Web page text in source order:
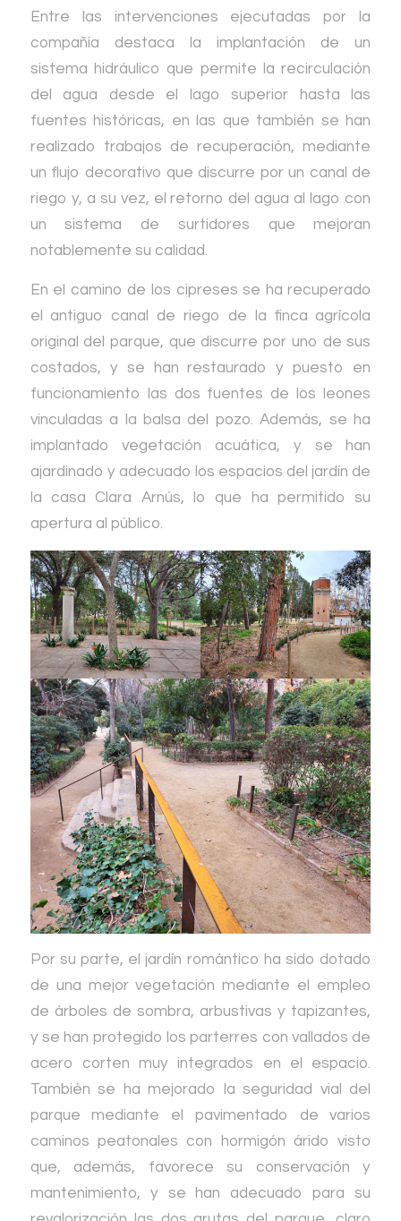
Entre las intervenciones ejecutadas por la
compañía destaca la implantación de un
sistema hidráulico que permite la recirculación
del agua desde el lago superior hasta las
fuentes históricas, en las que también se han
realizado trabajos de recuperación, mediante
un flujo decorativo que discurre por un canal de
riego y, a su vez, el retorno del agua al lago con
un sistema de surtidores que mejoran
notablemente su calidad.
En el camino de los cipreses se ha recuperado
el antiguo canal de riego de la finca agrícola
original del parque, que discurre por uno de sus
costados, y se han restaurado y puesto en
funcionamiento las dos fuentes de los leones
vinculadas a la balsa del pozo. Además, se ha
implantado vegetación acuática, y se han
ajardinado y adecuado los espacios del jardín de
la casa Clara Arnús, lo que ha permitido su
apertura al público.
Por su parte, el jardín romántico ha sido dotado
de una mejor vegetación mediante el empleo
de árboles de sombra, arbustivas y tapizantes,
y se han protegido los parterres con vallados de
acero corten muy integrados en el espacio.
También se ha mejorado la seguridad vial del
parque mediante el pavimentado de varios
caminos peatonales con hormigón árido visto
que, además, favorece su conservación y
mantenimiento, y se han adecuado para su